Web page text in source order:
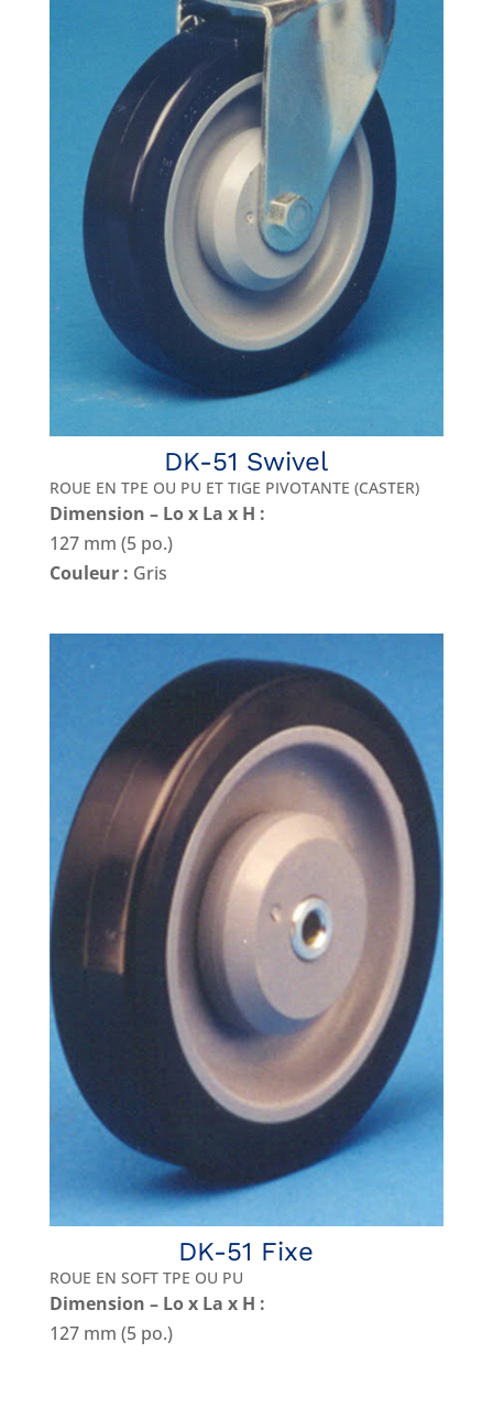
DK-51 Swivel
ROUE EN TPE OU PU ET TIGE PIVOTANTE (CASTER)
Dimension – Lo x La x H :
127 mm (5 po.)
Couleur : Gris
DK-51 Fixe
ROUE EN SOFT TPE OU PU
Dimension – Lo x La x H :
127 mm (5 po.)